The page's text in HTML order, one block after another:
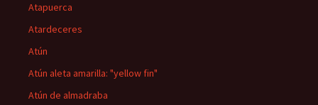
Atapuerca
Atardeceres
Atún
Atún aleta amarilla: "yellow fin"
Atún de almadraba